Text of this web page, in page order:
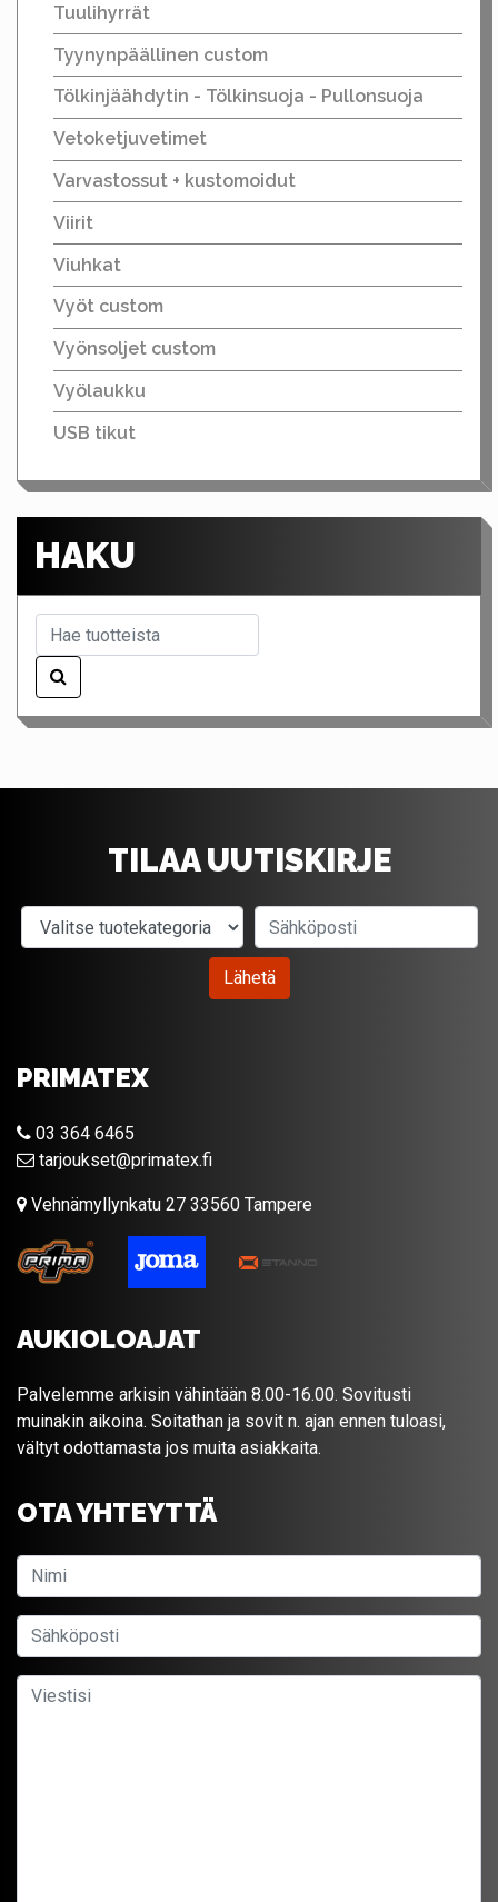
Tuulihyrrät
Tyynynpäällinen custom
Tölkinjäähdytin - Tölkinsuoja - Pullonsuoja
Vetoketjuvetimet
Varvastossut + kustomoidut
Viirit
Viuhkat
Vyöt custom
Vyönsoljet custom
Vyölaukku
USB tikut
HAKU
TILAA UUTISKIRJE
Valitse tuotekategoria
Lähetä
PRIMATEX
03 364 6465
tarjoukset@primatex.fi
Vehnämyllynkatu 27 33560 Tampere
AUKIOLOAJAT
Palvelemme arkisin vähintään 8.00-16.00. Sovitusti
muinakin aikoina. Soitathan ja sovit n. ajan ennen tuloasi,
vältyt odottamasta jos muita asiakkaita.
OTA YHTEYTTÄ